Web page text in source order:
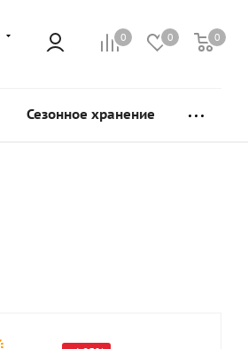
0 0 0
Сезонное хранение